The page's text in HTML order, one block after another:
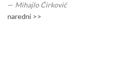
— Mihajlo Ćirković
naredni >>